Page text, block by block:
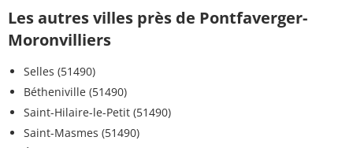
Les autres villes près de Pontfaverger-
Moronvilliers
Selles (51490)
Bétheniville (51490)
Saint-Hilaire-le-Petit (51490)
Saint-Masmes (51490)